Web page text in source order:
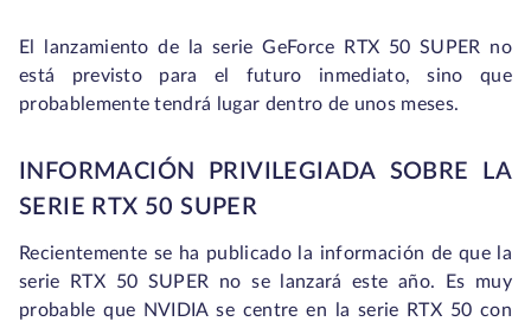
El lanzamiento de la serie GeForce RTX 50 SUPER no
está previsto para el futuro inmediato, sino que
probablemente tendrá lugar dentro de unos meses.
INFORMACIÓN PRIVILEGIADA SOBRE LA
SERIE RTX 50 SUPER
Recientemente se ha publicado la información de que la
serie RTX 50 SUPER no se lanzará este año. Es muy
probable que NVIDIA se centre en la serie RTX 50 con